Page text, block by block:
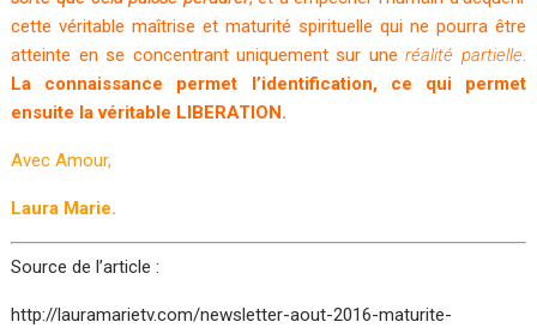
cette véritable maîtrise et maturité spirituelle qui ne pourra être
atteinte en se concentrant uniquement sur uneréalité partielle.
La connaissance permet l’identification, ce qui permet
ensuite la véritable LIBERATION.
Avec Amour,
Laura Marie.
Source de l’article :
http://lauramarietv.com/newsletter-aout-2016-maturite-